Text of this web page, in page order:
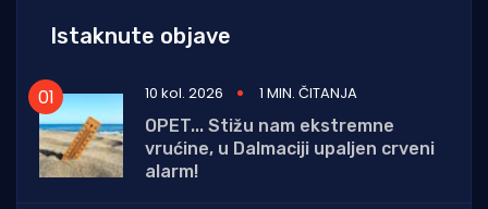
Istaknute objave
10 kol. 2026
1 MIN. ČITANJA
OPET... Stižu nam ekstremne
vrućine, u Dalmaciji upaljen crveni
alarm!